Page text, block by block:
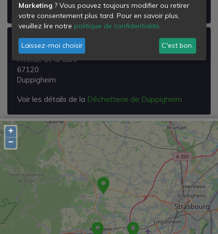
Voir les détails de laDéchetterie de Marlenheim
Déchetterie de Duppigheim
Avenue de la Gare
67120
Duppigheim
Voir les détails de la Déchetterie de Duppigheim
+
−
Marketing ? Vous pouvez toujours modifier ou retirer
votre consentement plus tard. Pour en savoir plus,
veuillez lire notre politique de confidentialité.
Laissez-moi choisir C'est bon.